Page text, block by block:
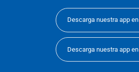
Descarga nuestra app en
Descarga nuestra app en